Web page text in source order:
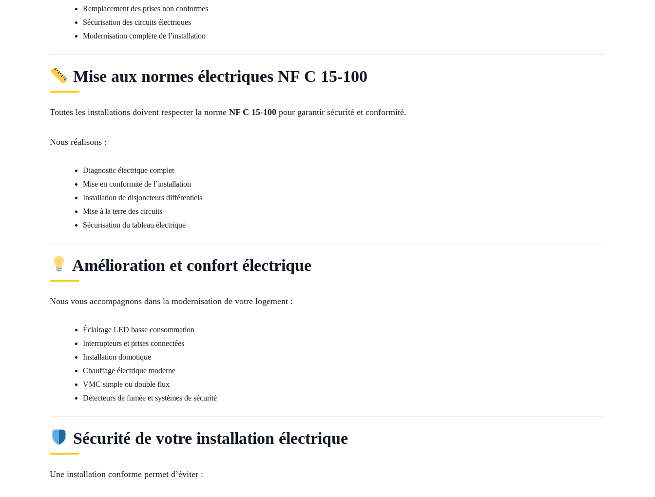
Remplacement des prises non conformes
Sécurisation des circuits électriques
Modernisation complète de l’installation
Mise aux normes électriques NF C 15-100
Toutes les installations doivent respecter la norme NF C 15-100 pour garantir sécurité et conformité.
Nous réalisons :
Diagnostic électrique complet
Mise en conformité de l’installation
Installation de disjoncteurs différentiels
Mise à la terre des circuits
Sécurisation du tableau électrique
Amélioration et confort électrique
Nous vous accompagnons dans la modernisation de votre logement :
Éclairage LED basse consommation
Interrupteurs et prises connectées
Installation domotique
Chauffage électrique moderne
VMC simple ou double flux
Détecteurs de fumée et systèmes de sécurité
Sécurité de votre installation électrique
Une installation conforme permet d’éviter :